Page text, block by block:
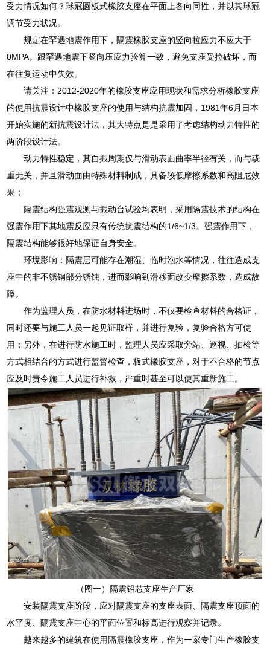
受力情况如何？球冠圆板式橡胶支座在平面上各向同性，并以其球冠
调节受力状况。
规定在罕遇地震作用下，隔震橡胶支座的竖向拉应力不应大于
0MPA。跟罕遇地震下竖向压应力验算一致，避免支座受拉破坏，而
在往复运动中失效。
请关注：2012-2020年的橡胶支座应用现状和需求分析橡胶支座
的使用抗震设计中橡胶支座的使用与结构抗震加固，1981年6月日本
开始实施的新抗震设计法，其大特点是是采用了考虑结构动力特性的
两阶段设计法。
动力特性稳定，其自振周期仅与滑动表面曲率半径有关，而与载
重无关，并且滑动面由特殊材料制成，具备较低摩擦系数和高阻尼效
果；
隔震结构强震观测与振动台试验均表明，采用隔震技术的结构在
强震作用下其地震反应只有传统抗震结构的1/6~1/3。强震作用下，
隔震结构能够很好地保证自身安全。
环境影响：隔震层可能存在潮湿、临时泡水等情况，往往造成支
座中的非不锈钢部分锈蚀，进而影响到滑移面改变摩擦系数，造成故
障。
作为监理人员，在防水材料进场时，不仅要检查材料的合格证，
同时还要与施工人员一起见证取样，并进行复验，复验合格方可使
用；另外，在进行防水施工时，监理人员应采取旁站、巡视、抽检等
方式相结合的方式进行监督检查，板式橡胶支座，对于不合格的节点
应及时责令施工人员进行补救，严重时甚至可以使其重新施工。
（图一）隔震铅芯支座生产厂家
安装隔震支座阶段，应对隔震支座的支座表面、隔震支座顶面的
水平度、隔震支座中心的平面位置和标高进行观察并记录。
越来越多的建筑在使用隔震橡胶支座，作为一家专门生产橡胶支